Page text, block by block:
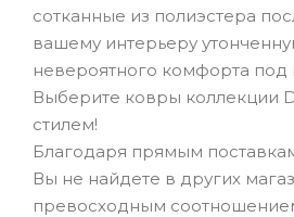
сотканные из полиэстера
вашему интерьеру
невероятного комфорта под
Выберите ковры коллекции
стилем!
Благодаря прямым
Вы не найдете в других
превосходным